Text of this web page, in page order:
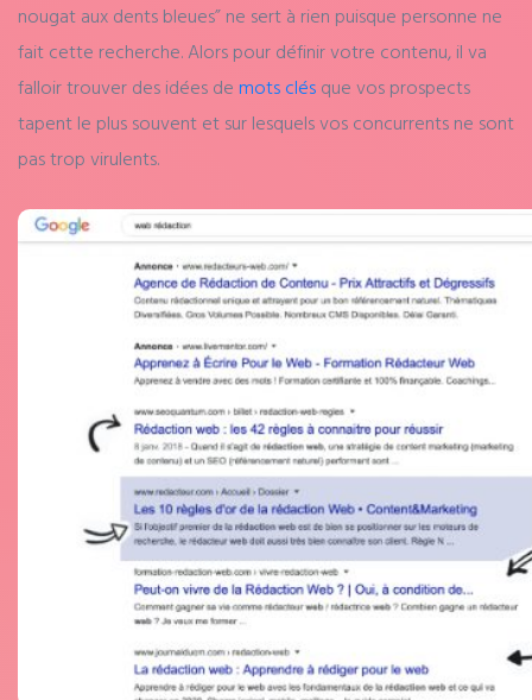
nougat aux dents bleues” ne sert à rien puisque personne ne
fait cette recherche. Alors pour définir votre contenu, il va
falloir trouver des idées de mots clés que vos prospects
tapent le plus souvent et sur lesquels vos concurrents ne sont
pas trop virulents.